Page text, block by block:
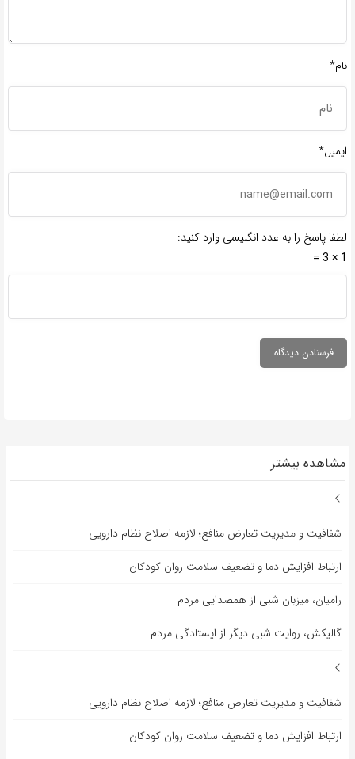
نام*
ایمیل*
لطفا پاسخ را به عدد انگلیسی وارد کنید:
1 × 3 =
مشاهده بیشتر
شفافیت و مدیریت تعارض منافع؛ لازمه اصلاح نظام دارویی
ارتباط افزایش دما و تضعیف سلامت روان کودکان
رامیان، میزبان شبی از همصدایی مردم
گالیکش، روایت شبی دیگر از ایستادگی مردم
شفافیت و مدیریت تعارض منافع؛ لازمه اصلاح نظام دارویی
ارتباط افزایش دما و تضعیف سلامت روان کودکان